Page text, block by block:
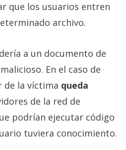
que los usuarios entren
archivo.
a un documento de
En el caso de
de la víctima queda
de la red de
podrían ejecutar código
tuviera conocimiento.